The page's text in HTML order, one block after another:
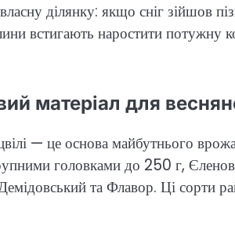
ділянку: якщо сніг зійшов
встигають наростити потужну
матеріал для
— це основа майбутнього
головками до 250 г,
та Флавор. Ці сорти